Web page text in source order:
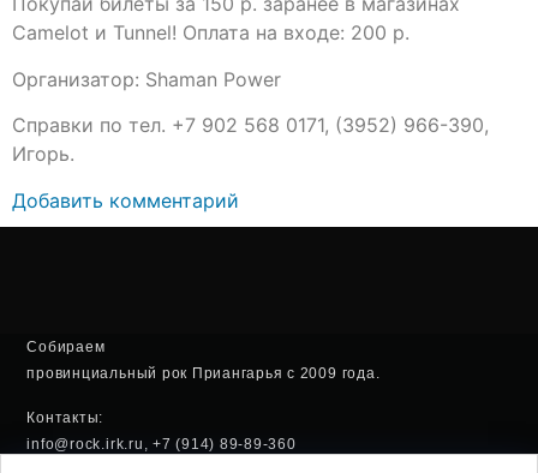
Camelot и Tunnel! Оплата на входе: 200 р.
Организатор: Shaman Power
Справки по тел. +7 902 568 0171, (3952) 966-390,
Игорь.
Добавить комментарий
Собираем
провинциальный рок Приангарья с 2009 года.
Контакты:
info@rock.irk.ru, +7 (914) 89-89-360